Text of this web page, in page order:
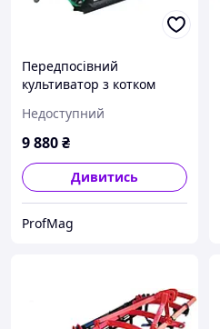
Передпосівний
культиватор з котком
(пряма жорстка стійка, 7
стрільчастих лап в 2
Недоступний
9 880₴
Дивитись
ProfMag